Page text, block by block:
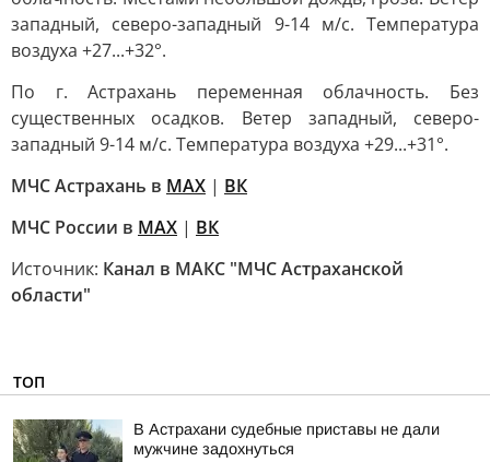
западный, северо-западный 9-14 м/с. Температура
воздуха +27...+32°.
По г. Астрахань переменная облачность. Без
существенных осадков. Ветер западный, северо-
западный 9-14 м/с. Температура воздуха +29...+31°.
МЧС Астрахань в MAX | ВК
МЧС России в MAX | ВК
Источник: Канал в МАКС "МЧС Астраханской
области"
ТОП
В Астрахани судебные приставы не дали
мужчине задохнуться